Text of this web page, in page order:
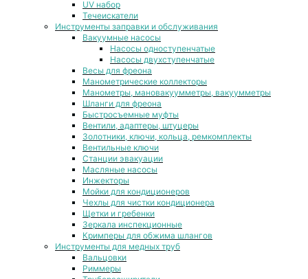
UV набор
Течеискатели
Инструменты заправки и обслуживания
Вакуумные насосы
Насосы одноступенчатые
Насосы двухступенчатые
Весы для фреона
Манометрические коллекторы
Манометры, мановакуумметры, вакуумметры
Шланги для фреона
Быстросъемные муфты
Вентили, адаптеры, штуцеры
Золотники, ключи, кольца, ремкомплекты
Вентильные ключи
Станции эвакуации
Масляные насосы
Инжекторы
Мойки для кондиционеров
Чехлы для чистки кондиционера
Щетки и гребенки
Зеркала инспекционные
Кримперы для обжима шлангов
Инструменты для медных труб
Вальцовки
Риммеры